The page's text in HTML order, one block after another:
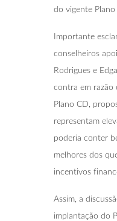
do vigente Plano
Importante
conselheiros
Rodrigues e
contra em razão
Plano CD,
representam
poderia conter
melhores dos
incentivos
Assim, a
implantação do